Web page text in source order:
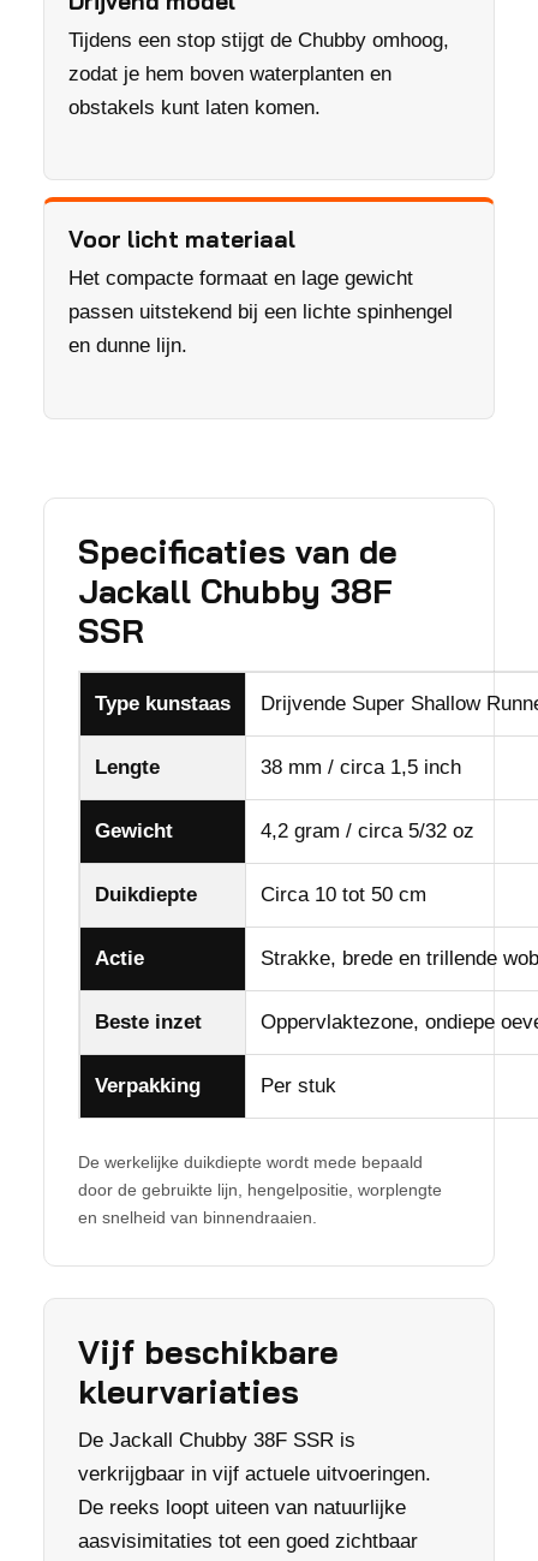
Tijdens een stop stijgt de Chubby omhoog,
zodat je hem boven waterplanten en
obstakels kunt laten komen.
Voor licht materiaal
Het compacte formaat en lage gewicht
passen uitstekend bij een lichte spinhengel
en dunne lijn.
Specificaties van de
Jackall Chubby 38F
SSR
Type kunstaas Drijvende Super Shallow
Lengte 38 mm / circa 1,5 inch
Gewicht 4,2 gram / circa 5/32 oz
Duikdiepte Circa 10 tot 50 cm
Actie Strakke, brede en trillende
Beste inzet Oppervlaktezone, ondiepe
Verpakking Per stuk
De werkelijke duikdiepte wordt mede bepaald
door de gebruikte lijn, hengelpositie, worplengte
en snelheid van binnendraaien.
Vijf beschikbare
kleurvariaties
De Jackall Chubby 38F SSR is
verkrijgbaar in vijf actuele uitvoeringen.
De reeks loopt uiteen van natuurlijke
aasvisimitaties tot een goed zichtbaar